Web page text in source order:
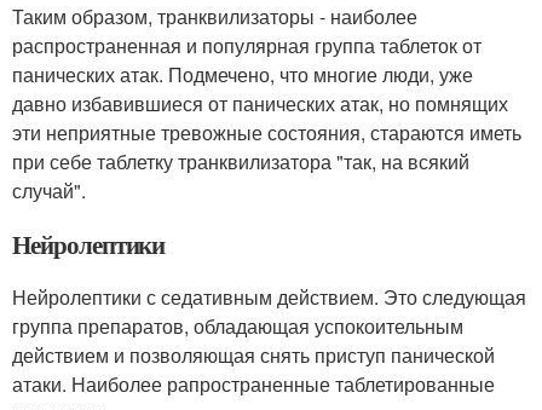
Таким образом, транквилизаторы - наиболее
распространенная и популярная группа таблеток от
панических атак. Подмечено, что многие люди, уже
давно избавившиеся от панических атак, но помнящих
эти неприятные тревожные состояния, стараются иметь
при себе таблетку транквилизатора "так, на всякий
случай".
Нейролептики
Нейролептики с седативным действием. Это следующая
группа препаратов, обладающая успокоительным
действием и позволяющая снять приступ панической
атаки. Наиболее рапространенные таблетированные